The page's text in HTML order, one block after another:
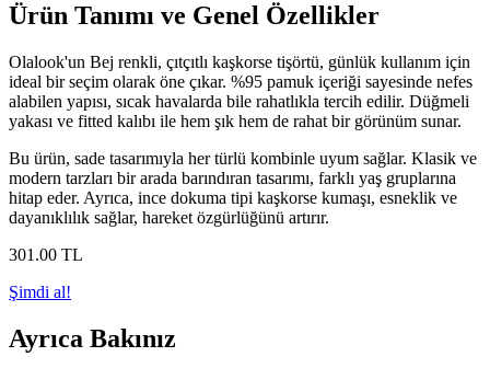
Ürün Tanımı ve Genel Özellikler
Olalook'un Bej renkli, çıtçıtlı kaşkorse tişörtü, günlük kullanım için
ideal bir seçim olarak öne çıkar. %95 pamuk içeriği sayesinde nefes
alabilen yapısı, sıcak havalarda bile rahatlıkla tercih edilir. Düğmeli
yakası ve fitted kalıbı ile hem şık hem de rahat bir görünüm sunar.
Bu ürün, sade tasarımıyla her türlü kombinle uyum sağlar. Klasik ve
modern tarzları bir arada barındıran tasarımı, farklı yaş gruplarına
hitap eder. Ayrıca, ince dokuma tipi kaşkorse kumaşı, esneklik ve
dayanıklılık sağlar, hareket özgürlüğünü artırır.
301 .00 TL
Şimdi al!
Ayrıca Bakınız